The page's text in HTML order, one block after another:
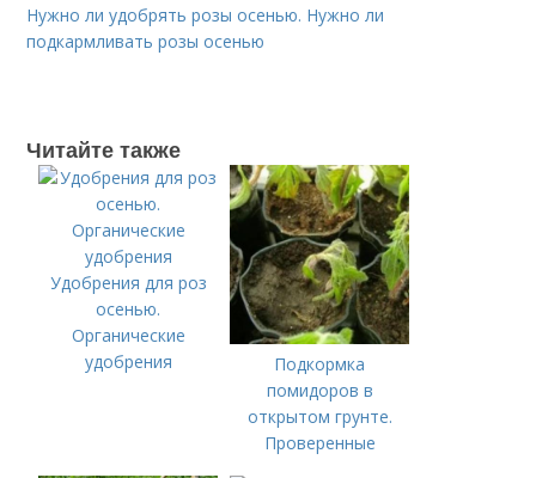
Нужно ли удобрять розы осенью. Нужно ли
подкармливать розы осенью
Читайте также
Удобрения для роз
осенью.
Органические
удобрения
Подкормка
помидоров в
открытом грунте.
Проверенные